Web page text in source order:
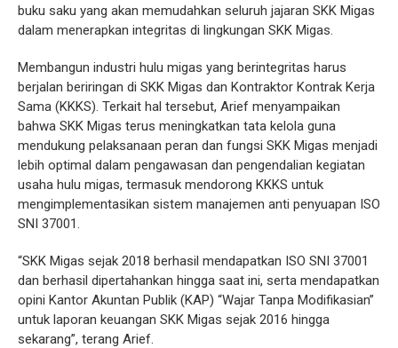
buku saku yang akan memudahkan seluruh jajaran SKK Migas
dalam menerapkan integritas di lingkungan SKK Migas.
Membangun industri hulu migas yang berintegritas harus
berjalan beriringan di SKK Migas dan Kontraktor Kontrak Kerja
Sama (KKKS). Terkait hal tersebut, Arief menyampaikan
bahwa SKK Migas terus meningkatkan tata kelola guna
mendukung pelaksanaan peran dan fungsi SKK Migas menjadi
lebih optimal dalam pengawasan dan pengendalian kegiatan
usaha hulu migas, termasuk mendorong KKKS untuk
mengimplementasikan sistem manajemen anti penyuapan ISO
SNI 37001.
“SKK Migas sejak 2018 berhasil mendapatkan ISO SNI 37001
dan berhasil dipertahankan hingga saat ini, serta mendapatkan
opini Kantor Akuntan Publik (KAP) “Wajar Tanpa Modifikasian”
untuk laporan keuangan SKK Migas sejak 2016 hingga
sekarang”, terang Arief.